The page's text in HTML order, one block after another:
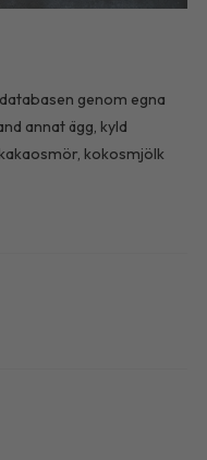
genom egna
annat ägg, kyld
kokosmjölk